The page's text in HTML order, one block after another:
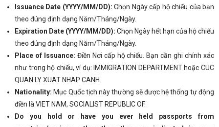
Issuance Date (YYYY/MM/DD): Chọn Ngày cấp hộ chiếu của bạn
theo đúng định dạng Năm/Tháng/Ngày.
Expiration Date (YYYY/MM/DD): Chọn Ngày hết hạn của hộ chiếu
theo đúng định dạng Năm/Tháng/Ngày.
Place of Issuance: Điền Nơi cấp hộ chiếu. Bạn cần ghi chính xác
như trong hộ chiếu, ví dụ: IMMIGRATION DEPARTMENT hoặc CUC
QUAN LY XUAT NHAP CANH.
Nationality: Mục Quốc tịch này thường sẽ được hệ thống tự động
điền là VIET NAM, SOCIALIST REPUBLIC OF.
Do you hold or have you ever held passports from